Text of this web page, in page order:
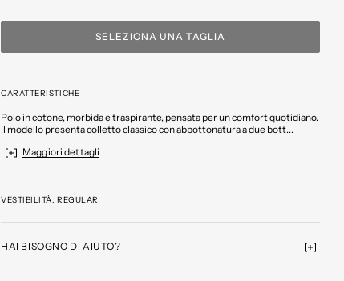
SELEZIONA UNA TAGLIA
CARATTERISTICHE
Polo in cotone, morbida e traspirante, pensata per un comfort quotidiano.
Il modello presenta colletto classico con abbottonatura a due bott...
Maggiori dettagli
VESTIBILITÀ: REGULAR
HAI BISOGNO DI AIUTO?